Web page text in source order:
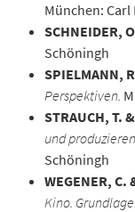
München: Carl
SCHNEIDER,
Schöningh
SPIELMANN,
Perspektiven.
STRAUCH, T.
und
Schöningh
WEGENER, C.
Kino.